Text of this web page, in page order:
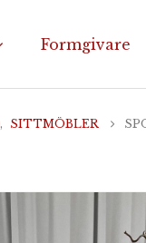
Formgivare
, SITTMÖBLER